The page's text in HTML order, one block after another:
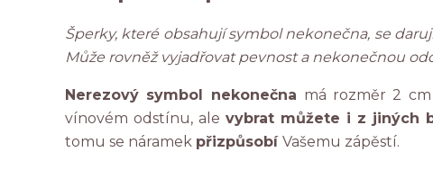
Šperky, které obsahují symbol nekonečna, se
Může rovněž vyjadřovat pevnost a nekonečnou
Nerezový symbol nekonečna má rozměr 2
vínovém odstínu, ale vybrat můžete i z jiných
tomu se náramek přizpůsobí Vašemu zápěstí.